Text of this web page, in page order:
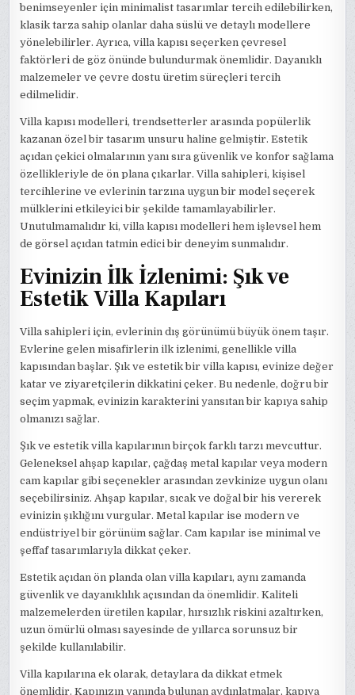
benimseyenler için minimalist tasarımlar tercih edilebilirken,
klasik tarza sahip olanlar daha süslü ve detaylı modellere
yönelebilirler. Ayrıca, villa kapısı seçerken çevresel
faktörleri de göz önünde bulundurmak önemlidir. Dayanıklı
malzemeler ve çevre dostu üretim süreçleri tercih
edilmelidir.
Villa kapısı modelleri, trendsetterler arasında popülerlik
kazanan özel bir tasarım unsuru haline gelmiştir. Estetik
açıdan çekici olmalarının yanı sıra güvenlik ve konfor sağlama
özellikleriyle de ön plana çıkarlar. Villa sahipleri, kişisel
tercihlerine ve evlerinin tarzına uygun bir model seçerek
mülklerini etkileyici bir şekilde tamamlayabilirler.
Unutulmamalıdır ki, villa kapısı modelleri hem işlevsel hem
de görsel açıdan tatmin edici bir deneyim sunmalıdır.
Evinizin İlk İzlenimi: Şık ve
Estetik Villa Kapıları
Villa sahipleri için, evlerinin dış görünümü büyük önem taşır.
Evlerine gelen misafirlerin ilk izlenimi, genellikle villa
kapısından başlar. Şık ve estetik bir villa kapısı, evinize değer
katar ve ziyaretçilerin dikkatini çeker. Bu nedenle, doğru bir
seçim yapmak, evinizin karakterini yansıtan bir kapıya sahip
olmanızı sağlar.
Şık ve estetik villa kapılarının birçok farklı tarzı mevcuttur.
Geleneksel ahşap kapılar, çağdaş metal kapılar veya modern
cam kapılar gibi seçenekler arasından zevkinize uygun olanı
seçebilirsiniz. Ahşap kapılar, sıcak ve doğal bir his vererek
evinizin şıklığını vurgular. Metal kapılar ise modern ve
endüstriyel bir görünüm sağlar. Cam kapılar ise minimal ve
şeffaf tasarımlarıyla dikkat çeker.
Estetik açıdan ön planda olan villa kapıları, aynı zamanda
güvenlik ve dayanıklılık açısından da önemlidir. Kaliteli
malzemelerden üretilen kapılar, hırsızlık riskini azaltırken,
uzun ömürlü olması sayesinde de yıllarca sorunsuz bir
şekilde kullanılabilir.
Villa kapılarına ek olarak, detaylara da dikkat etmek
önemlidir. Kapınızın yanında bulunan aydınlatmalar, kapıya